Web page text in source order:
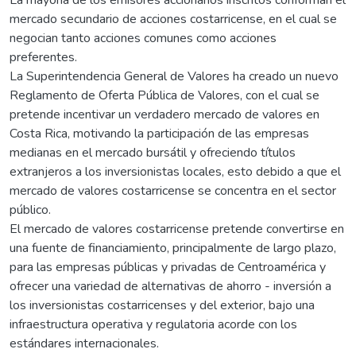
mercado secundario de acciones costarricense, en el cual se
negocian tanto acciones comunes como acciones
preferentes.
La Superintendencia General de Valores ha creado un nuevo
Reglamento de Oferta Pública de Valores, con el cual se
pretende incentivar un verdadero mercado de valores en
Costa Rica, motivando la participación de las empresas
medianas en el mercado bursátil y ofreciendo títulos
extranjeros a los inversionistas locales, esto debido a que el
mercado de valores costarricense se concentra en el sector
público.
El mercado de valores costarricense pretende convertirse en
una fuente de financiamiento, principalmente de largo plazo,
para las empresas públicas y privadas de Centroamérica y
ofrecer una variedad de alternativas de ahorro - inversión a
los inversionistas costarricenses y del exterior, bajo una
infraestructura operativa y regulatoria acorde con los
estándares internacionales.